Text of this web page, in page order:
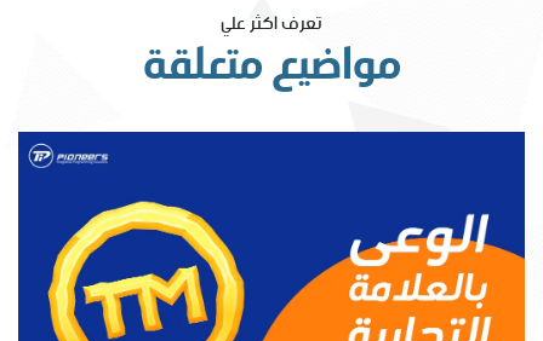
تعرف اكثر علي
مواضيع متعلقة